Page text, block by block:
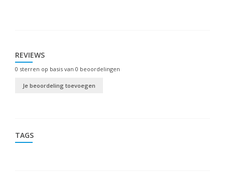
REVIEWS
0 sterren op basis van 0 beoordelingen
Je beoordeling toevoegen
TAGS